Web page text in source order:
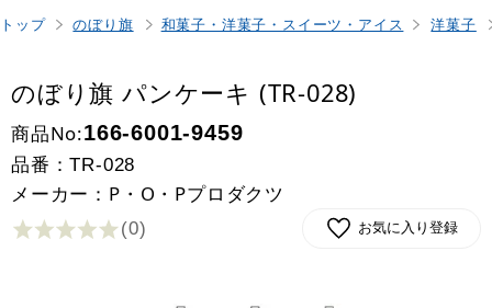
トップ のぼり旗 和菓子・洋菓子・スイーツ・アイス 洋菓子
のぼり旗 パンケーキ (TR-028)
商品No:166-6001-9459
品番：TR-028
メーカー：P・O・Pプロダクツ
(0) お気に入り登録